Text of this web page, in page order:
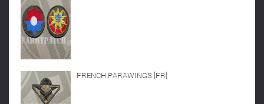
FRENCH PARAWINGS [FR]